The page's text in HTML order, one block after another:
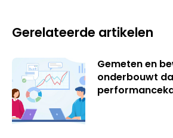
Gerelateerde artikelen
Gemeten en
onderbouwt